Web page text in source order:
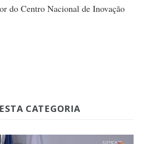
do Centro Nacional de Inovação
CATEGORIA